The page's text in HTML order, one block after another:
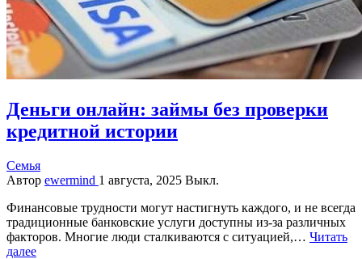
Деньги онлайн: займы без проверки
кредитной истории
Семья
Автор ewermind 1 августа, 2025 Выкл.
Финансовые трудности могут настигнуть каждого, и не всегда
традиционные банковские услуги доступны из-за различных
факторов. Многие люди сталкиваются с ситуацией,… Читать
далее